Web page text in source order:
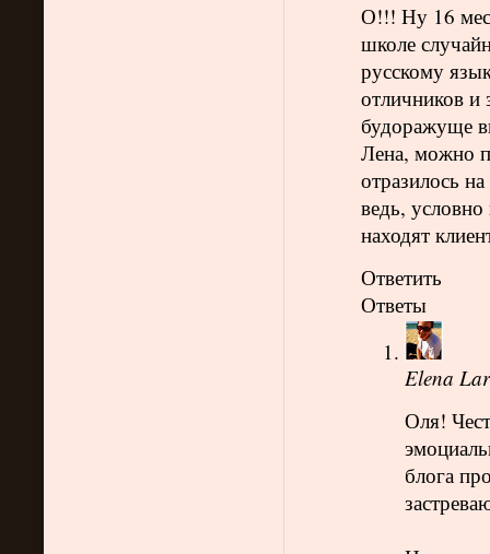
О!!! Ну 16
школе
русскому
отличников и
будоражуще
Лена, можно
отразилось
ведь, условно
находят
Ответить
Ответы
Elena
Оля!
блога